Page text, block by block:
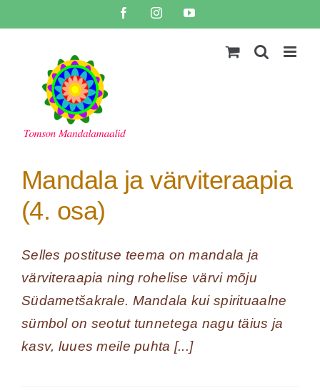
to
FacebookInstagramYouTube
Mandala ja värviteraapia
(4. osa)
Selles postituse teema on mandala ja
värviteraapia ning rohelise värvi mõju
Südametšakrale. Mandala kui spirituaalne
sümbol on seotut tunnetega nagu täius ja
kasv, luues meile puhta [...]